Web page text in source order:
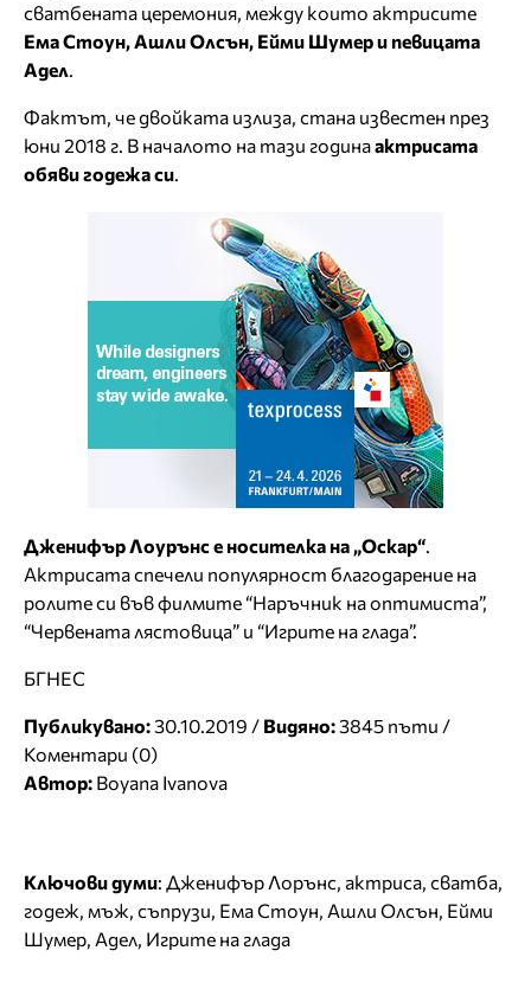
сватбената церемония, между които актрисите
Ема Стоун, Ашли Олсън, Ейми Шумер и певицата
Адел.
Фактът, че двойката излиза, стана известен през
юни 2018 г. В началото на тази годинаактрисата
обяви годежа си.
Дженифър Лоурънс е носителка на „Оскар“.
Актрисата спечели популярност благодарение на
ролите си във филмите “Наръчник на оптимиста”,
“Червената лястовица” и “Игрите на глада”.
БГНЕС
Публикувано:30.10.2019 / Видяно:3845 пъти /
Коментари (0)
Автор: Boyana Ivanova
Ключови думи: Дженифър Лорънс, актриса, сватба,
годеж, мъж, съпрузи, Ема Стоун, Ашли Олсън, Ейми
Шумер, Адел, Игрите на глада